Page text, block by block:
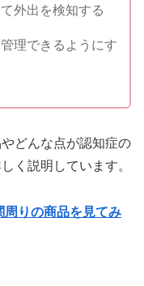
外出を検知する
理できるようにす
どんな点が認知症の
く説明しています。
周りの商品を見てみ